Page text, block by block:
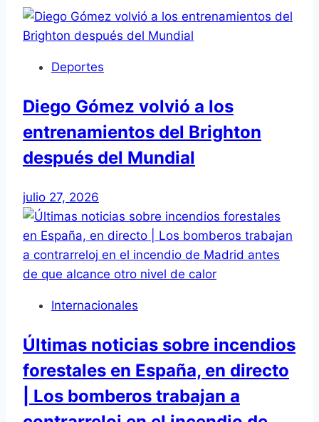
Deportes
Diego Gómez volvió a los
entrenamientos del Brighton
después del Mundial
julio 27, 2026
Internacionales
Últimas noticias sobre incendios
forestales en España, en directo
| Los bomberos trabajan a